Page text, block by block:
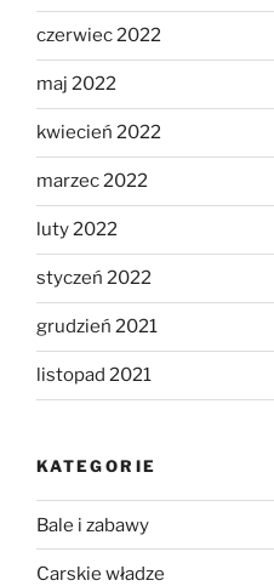
czerwiec 2022
maj 2022
kwiecień 2022
marzec 2022
luty 2022
styczeń 2022
grudzień 2021
listopad 2021
KATEGORIE
Bale i zabawy
Carskie władze